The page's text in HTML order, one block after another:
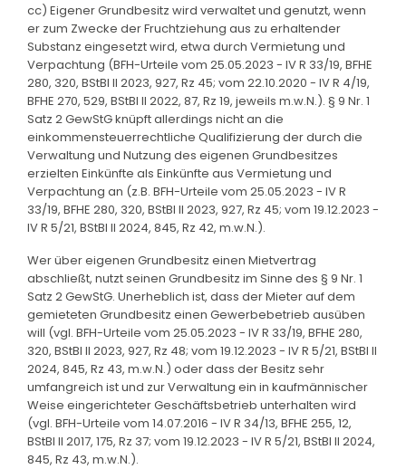
cc) Eigener Grundbesitz wird verwaltet und genutzt, wenn
er zum Zwecke der Fruchtziehung aus zu erhaltender
Substanz eingesetzt wird, etwa durch Vermietung und
Verpachtung (BFH-Urteile vom 25.05.2023 - IV R 33/19, BFHE
280, 320, BStBl II 2023, 927, Rz 45; vom 22.10.2020 - IV R 4/19,
BFHE 270, 529, BStBl II 2022, 87, Rz 19, jeweils m.w.N.). § 9 Nr. 1
Satz 2 GewStG knüpft allerdings nicht an die
einkommensteuerrechtliche Qualifizierung der durch die
Verwaltung und Nutzung des eigenen Grundbesitzes
erzielten Einkünfte als Einkünfte aus Vermietung und
Verpachtung an (z.B. BFH-Urteile vom 25.05.2023 - IV R
33/19, BFHE 280, 320, BStBl II 2023, 927, Rz 45; vom 19.12.2023 -
IV R 5/21, BStBl II 2024, 845, Rz 42, m.w.N.).
Wer über eigenen Grundbesitz einen Mietvertrag
abschließt, nutzt seinen Grundbesitz im Sinne des § 9 Nr. 1
Satz 2 GewStG. Unerheblich ist, dass der Mieter auf dem
gemieteten Grundbesitz einen Gewerbebetrieb ausüben
will (vgl. BFH-Urteile vom 25.05.2023 - IV R 33/19, BFHE 280,
320, BStBl II 2023, 927, Rz 48; vom 19.12.2023 - IV R 5/21, BStBl II
2024, 845, Rz 43, m.w.N.) oder dass der Besitz sehr
umfangreich ist und zur Verwaltung ein in kaufmännischer
Weise eingerichteter Geschäftsbetrieb unterhalten wird
(vgl. BFH-Urteile vom 14.07.2016 - IV R 34/13, BFHE 255, 12,
BStBl II 2017, 175, Rz 37; vom 19.12.2023 - IV R 5/21, BStBl II 2024,
845, Rz 43, m.w.N.).